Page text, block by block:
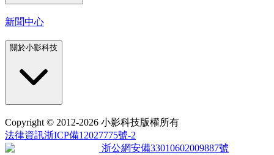
新聞中心
關於小影科技
Copyright © 2012-2026 小影科技版權所有
法律資訊浙ICP備12027775號-2
浙公網安備33010602009887號